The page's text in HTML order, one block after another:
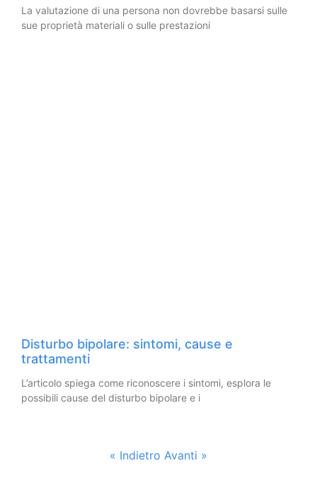
La valutazione di una persona non dovrebbe basarsi sulle
sue proprietà materiali o sulle prestazioni
Disturbo bipolare: sintomi, cause e
trattamenti
L’articolo spiega come riconoscere i sintomi, esplora le
possibili cause del disturbo bipolare e i
« Indietro Avanti »